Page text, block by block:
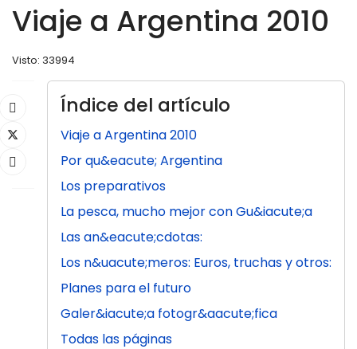
Viaje a Argentina 2010
Visto: 33994
Índice del artículo
Viaje a Argentina 2010
Por qu&eacute; Argentina
Los preparativos
La pesca, mucho mejor con Gu&iacute;a
Las an&eacute;cdotas:
Los n&uacute;meros: Euros, truchas y otros:
Planes para el futuro
Galer&iacute;a fotogr&aacute;fica
Todas las páginas